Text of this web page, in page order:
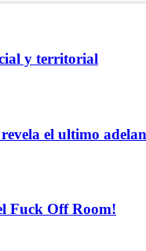
y territorial
el ultimo
Fuck Off Room!